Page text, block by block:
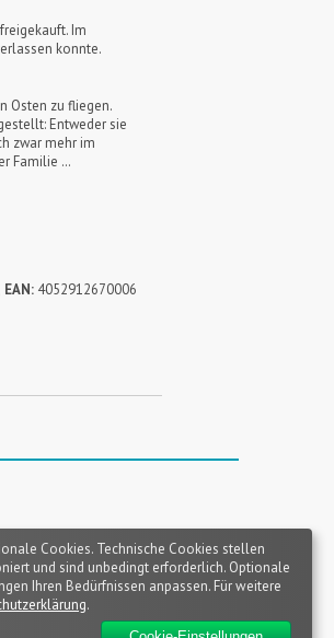
Im
konnte.
Osten zu fliegen.
Entweder sie
zwar mehr im
Familie …
EAN: 4052912670006
Cookies. Technische Cookies stellen
und sind unbedingt erforderlich. Optionale
Ihren Bedürfnissen anpassen. Für weitere
.